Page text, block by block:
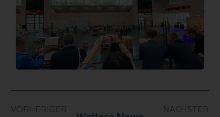
VORHERIGER NÄCHSTER